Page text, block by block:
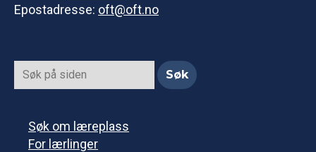
Epostadresse: oft@oft.no
Søk om læreplass
For lærlinger